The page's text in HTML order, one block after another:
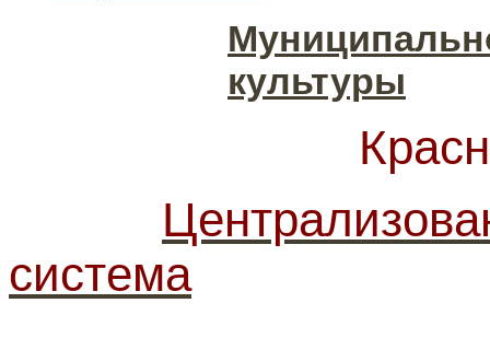
культуры
система